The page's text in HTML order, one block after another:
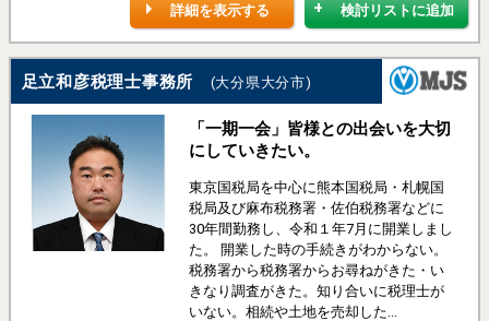
検討リストに追加
詳細を表示する
足立和彦税理士事務所 (大分県大分市)
「一期一会」皆様との出会いを大切
にしていきたい。
東京国税局を中心に熊本国税局・札幌国
税局及び麻布税務署・佐伯税務署などに
30年間勤務し、令和１年7月に開業しまし
た。 開業した時の手続きがわからない。
税務署から税務署からお尋ねがきた・い
きなり調査がきた。知り合いに税理士が
いない。相続や土地を売却した...